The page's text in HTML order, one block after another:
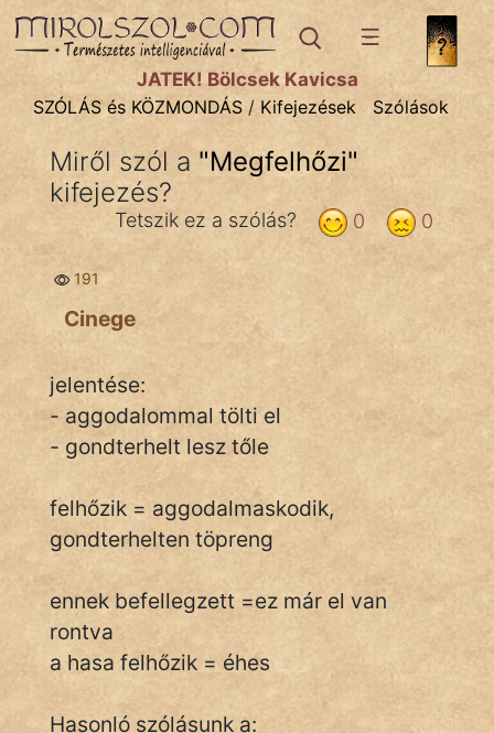
SZÓLÁS ÉS KÖZMONDÁStémák:
Bibliai
Közmondások
Szállóigék
Szóláscsoportok
Szólások
Tréfás
SZÓLÁS
KÖZMONDÁS
PSZICHO
JÁTÉK! Bölcsek Kavicsa
SZÓLÁS és KÖZMONDÁS / Kifejezések Szólások
Miről szól a "Megfelhőzi"
kifejezés?
0
0
Tetszik ez a szólás?
191
Cinege
jelentése:
- aggodalommal tölti el
- gondterhelt lesz tőle
felhőzik = aggodalmaskodik,
gondterhelten töpreng
ennek befellegzett =ez már el van
rontva
a hasa felhőzik = éhes
Hasonló szólásunk a: